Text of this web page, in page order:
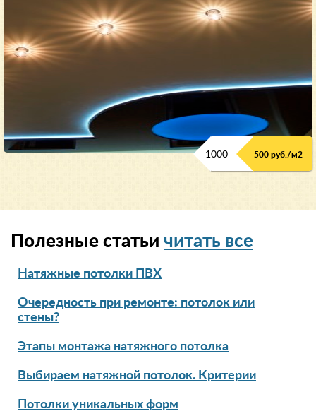
1000 500 руб./м2
Полезные статьи читать все
Натяжные потолки ПВХ
Очередность при ремонте: потолок или
стены?
Этапы монтажа натяжного потолка
Выбираем натяжной потолок. Критерии
Потолки уникальных форм